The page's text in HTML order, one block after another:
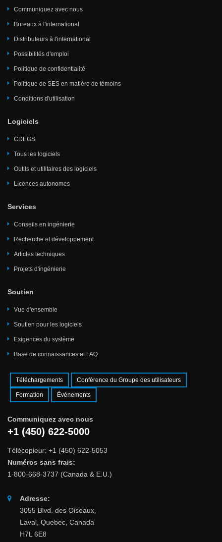
Communiquez avec nous
Bureaux à l'international
Distributeurs à l'international
Possibilités d'emploi
Politique de confidentialité
Politique de SES en matière de témoins
Conditions d'utilisation
Logiciels
CDEGS
Tous les logiciels
Outils et utilitaires des logiciels
Licences autonomes
Services
Conseils en ingénierie
Recherche et développement
Articles techniques
Projets d'ingénierie
Soutien
Vue d'ensemble
Soutien pour les logiciels
Exigences du système
Base de connaissances et FAQ
Téléchargements Conférence du Groupe des utilisateurs
Formation Événements
Communiquez avec nous
+1 (450) 622-5000
Télécopieur: +1 (450) 622-5053
Numéros sans frais:
1-800-668-3737 (Canada & E.U.)
Adresse:
3055 Blvd. des Oiseaux,
Laval, Quebec, Canada
H7L 6E8